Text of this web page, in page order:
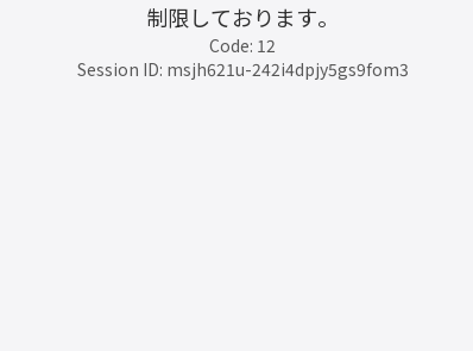
制限しております。
Code: 12
Session ID: msjh621u-242i4dpjy5gs9fom3